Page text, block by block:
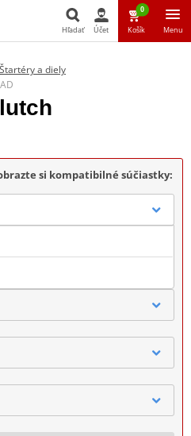
Hľadať Účet
0
Košík Menu
Štartéry a diely
si kompatibilné súčiastky: